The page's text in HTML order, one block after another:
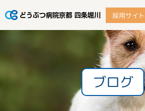
採用サイト
ブログ